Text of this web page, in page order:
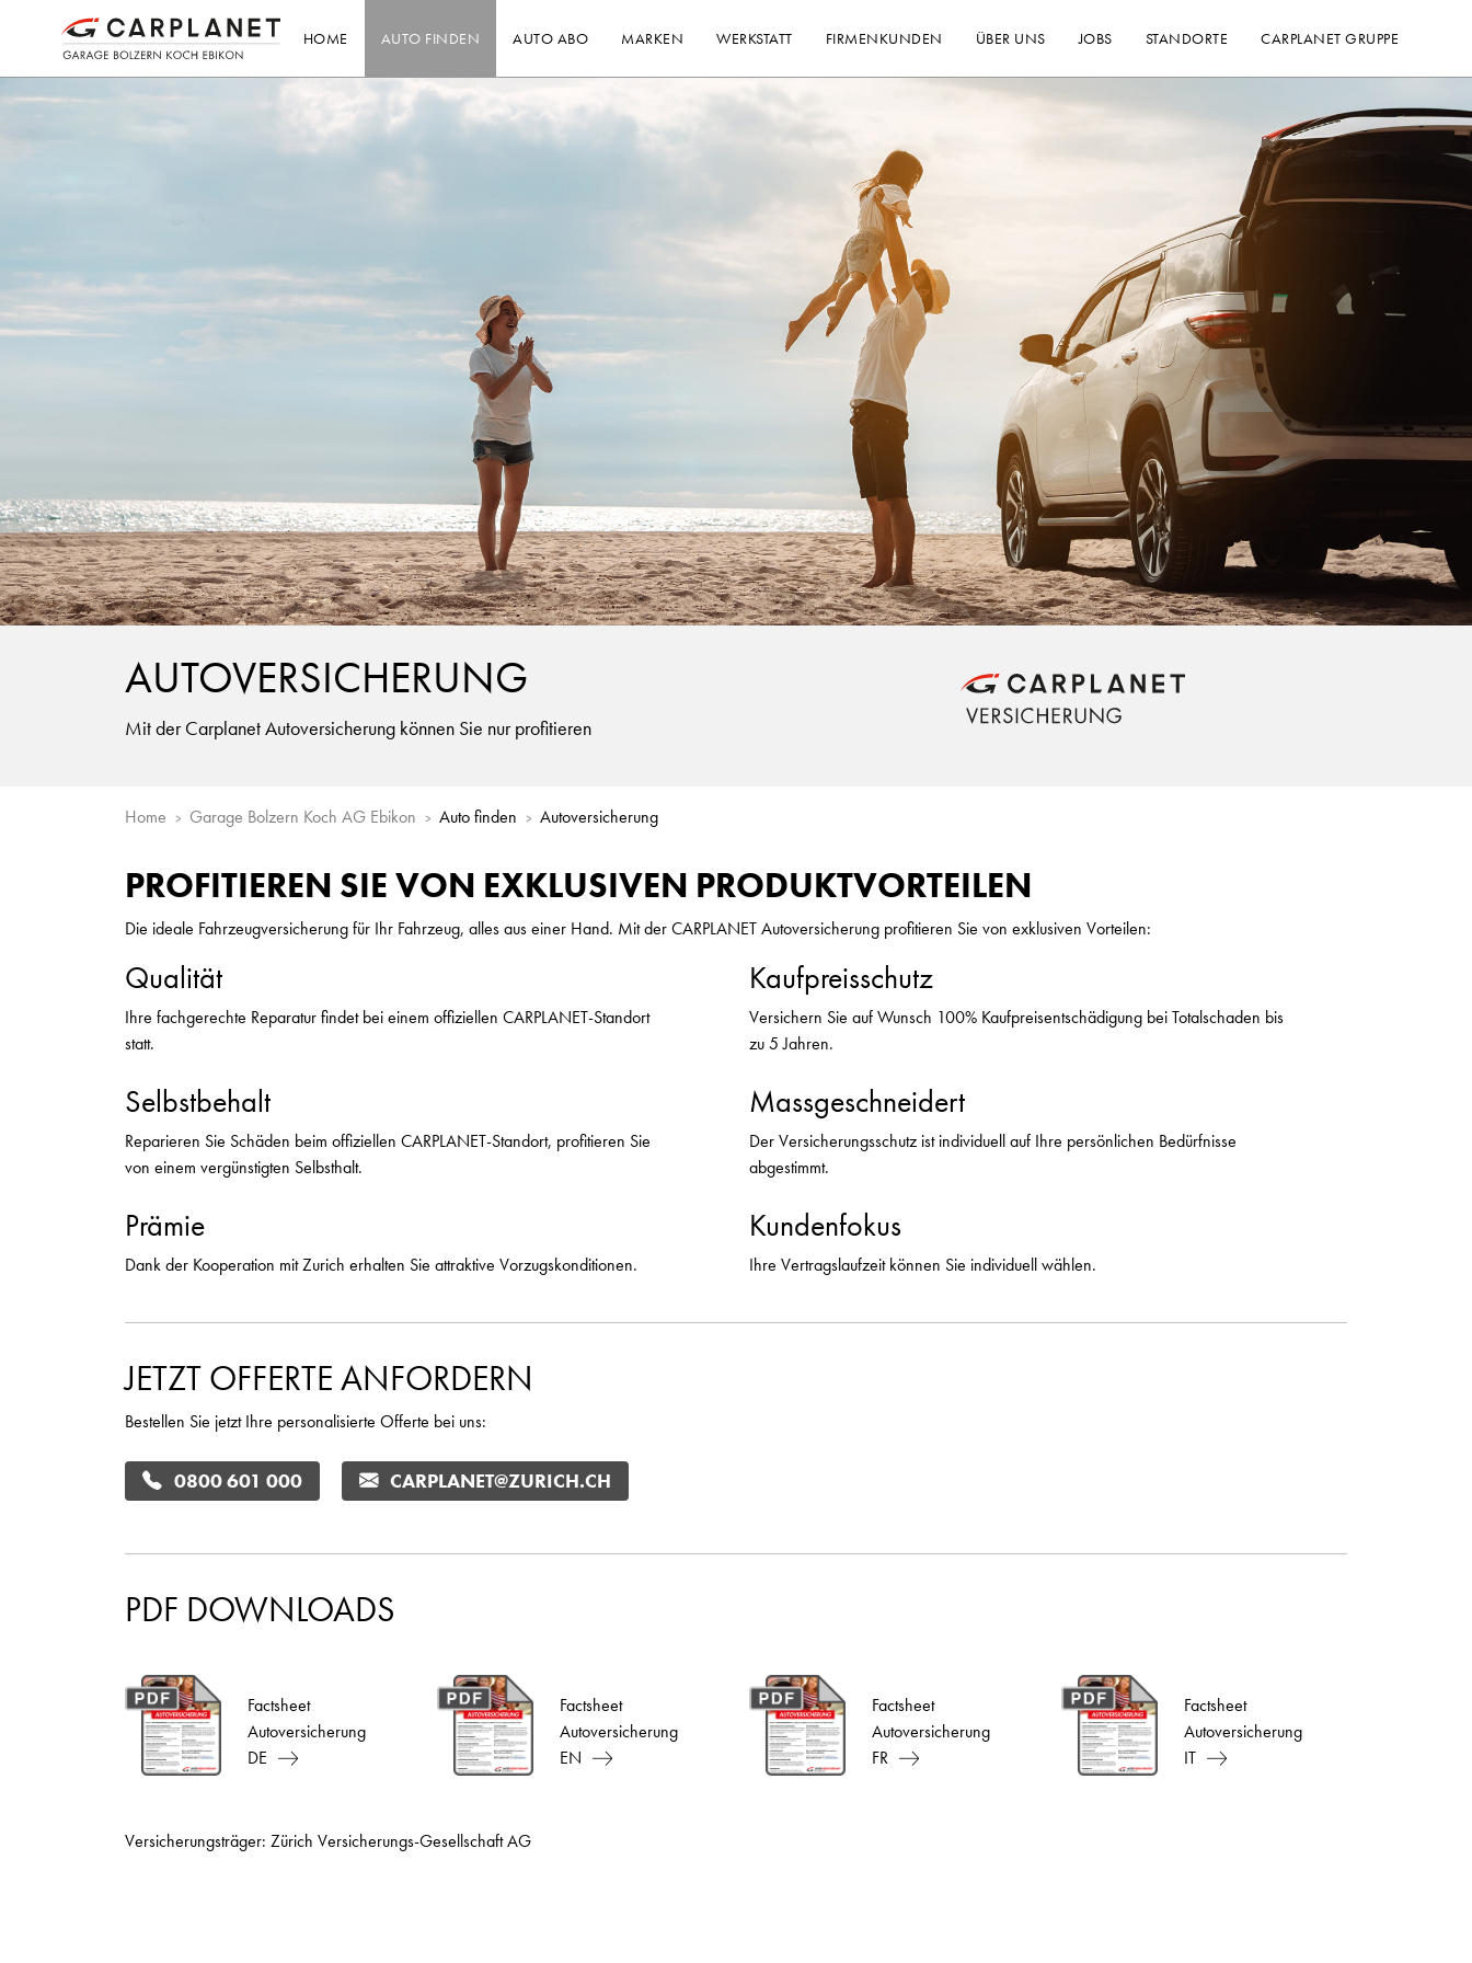
HOME AUTO FINDEN AUTO ABO MARKEN WERKSTATT FIRMENKUNDEN ÜBER UNS JOBS STANDORTE CARPLANET GRUPPE
AUTOVERSICHERUNG
Mit der Carplanet Autoversicherung können Sie nur profitieren
Home Garage Bolzern Koch AG Ebikon Auto finden Autoversicherung
PROFITIEREN SIE VON EXKLUSIVEN PRODUKTVORTEILEN
Die ideale Fahrzeugversicherung für Ihr Fahrzeug, alles aus einer Hand. Mit der CARPLANET Autoversicherung profitieren Sie von exklusiven Vorteilen:
Qualität
Ihre fachgerechte Reparatur findet bei einem offiziellen CARPLANET-Standort
statt.
Selbstbehalt
Reparieren Sie Schäden beim offiziellen CARPLANET-Standort, profitieren Sie
von einem vergünstigten Selbsthalt.
Prämie
Dank der Kooperation mit Zurich erhalten Sie attraktive Vorzugskonditionen.
Kaufpreisschutz
Versichern Sie auf Wunsch 100% Kaufpreisentschädigung bei Totalschaden bis
zu 5 Jahren.
Massgeschneidert
Der Versicherungsschutz ist individuell auf Ihre persönlichen Bedürfnisse
abgestimmt.
Kundenfokus
Ihre Vertragslaufzeit können Sie individuell wählen.
JETZT OFFERTE ANFORDERN
Bestellen Sie jetzt Ihre personalisierte Offerte bei uns:
0800 601 000 CARPLANET@ZURICH.CH
PDF DOWNLOADS
Factsheet
Autoversicherung
DE
Factsheet
Autoversicherung
EN
Factsheet
Autoversicherung
FR
Factsheet
Autoversicherung
IT
Versicherungsträger: Zürich Versicherungs-Gesellschaft AG